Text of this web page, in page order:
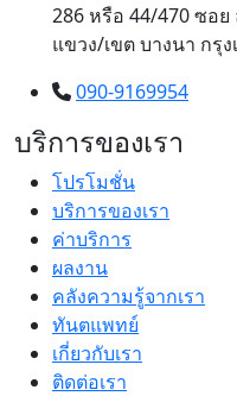
286 หรือ 44/470 ซอ
แขวง/เขต บางนา กรุ
090-9169954
บริการของเรา
โปรโมชั่น
บริการของเรา
ค่าบริการ
ผลงาน
คลังความรู้จากเรา
ทันตแพทย์
เกี่ยวกับเรา
ติดต่อเรา